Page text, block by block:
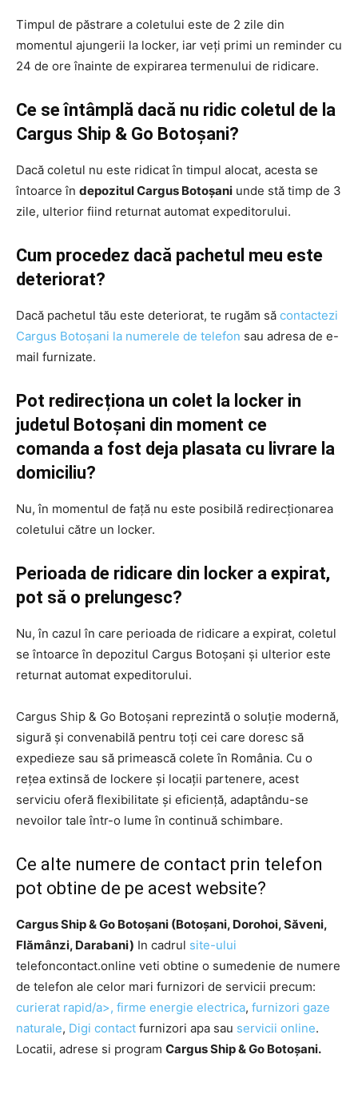
Timpul de păstrare a coletului este de 2 zile din
momentul ajungerii la locker, iar veți primi un reminder cu
24 de ore înainte de expirarea termenului de ridicare.
Ce se întâmplă dacă nu ridic coletul de la
Cargus Ship & Go Botoșani?
Dacă coletul nu este ridicat în timpul alocat, acesta se
întoarce în depozitul Cargus Botoșani unde stă timp de 3
zile, ulterior fiind returnat automat expeditorului.
Cum procedez dacă pachetul meu este
deteriorat?
Dacă pachetul tău este deteriorat, te rugăm să contactezi
Cargus Botoșani la numerele de telefon sau adresa de e-
mail furnizate.
Pot redirecționa un colet la locker in
judetul Botoșani din moment ce
comanda a fost deja plasata cu livrare la
domiciliu?
Nu, în momentul de față nu este posibilă redirecționarea
coletului către un locker.
Perioada de ridicare din locker a expirat,
pot să o prelungesc?
Nu, în cazul în care perioada de ridicare a expirat, coletul
se întoarce în depozitul Cargus Botoșani și ulterior este
returnat automat expeditorului.
Cargus Ship & Go Botoșani reprezintă o soluție modernă,
sigură și convenabilă pentru toți cei care doresc să
expedieze sau să primească colete în România. Cu o
rețea extinsă de lockere și locații partenere, acest
serviciu oferă flexibilitate și eficiență, adaptându-se
nevoilor tale într-o lume în continuă schimbare.
Ce alte numere de contact prin telefon
pot obtine de pe acest website?
Cargus Ship & Go Botoșani (Botoșani, Dorohoi, Săveni,
Flămânzi, Darabani) In cadrul site-ului
telefoncontact.online veti obtine o sumedenie de numere
de telefon ale celor mari furnizori de servicii precum:
curierat rapid/a>, firme energie electrica, furnizori gaze
naturale, Digi contact furnizori apa sau servicii online.
Locatii, adrese si program Cargus Ship & Go Botoșani.